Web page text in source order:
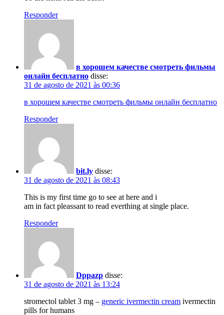
Responder
в хорошем качестве смотреть фильмы
онлайн бесплатно disse:
31 de agosto de 2021 às 00:36
в хорошем качестве смотреть фильмы онлайн бесплатно
Responder
bit.ly disse:
31 de agosto de 2021 às 08:43
This is my first time go to see at here and i
am in fact pleassant to read everthing at single place.
Responder
Dppazp disse:
31 de agosto de 2021 às 13:24
stromectol tablet 3 mg – generic ivermectin cream ivermectin
pills for humans